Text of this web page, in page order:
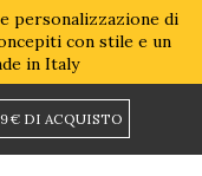
personalizzazione di
con stile e un
in Italy
DI ACQUISTO